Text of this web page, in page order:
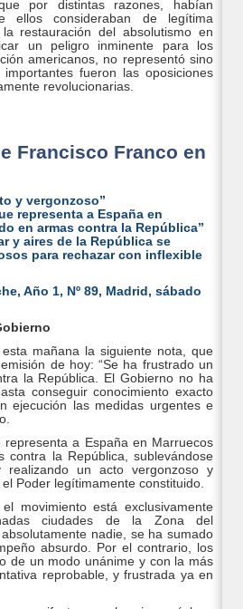
por distintas razones, habían
ellos consideraban de legítima
restauración del absolutismo en
un peligro inminente para los
americanos, no representó sino
fueron las oposiciones
revolucionarias.
Francisco Franco en
y vergonzoso”
representa a España en
en armas contra la República”
y aires de la República se
para rechazar con inflexible
Año 1, Nº 89, Madrid, sábado
mañana la siguiente nota, que
de hoy: “Se ha frustrado un
la República. El Gobierno no ha
conseguir conocimiento exacto
ejecución las medidas urgentes e
a España en Marruecos
contra la República, sublevándose
un acto vergonzoso y
Poder legítimamente constituido.
movimiento está exclusivamente
ciudades de la Zona del
nadie, se ha sumado
absurdo. Por el contrario, los
de un modo unánime y con la más
reprobable, y frustrada ya en